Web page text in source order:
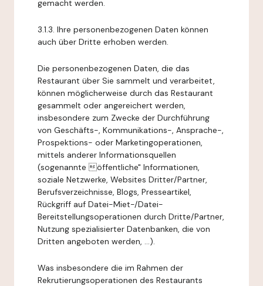
gemacht werden.
3.1.3. Ihre personenbezogenen Daten können
auch über Dritte erhoben werden.
Die personenbezogenen Daten, die das
Restaurant über Sie sammelt und verarbeitet,
können möglicherweise durch das Restaurant
gesammelt oder angereichert werden,
insbesondere zum Zwecke der Durchführung
von Geschäfts-, Kommunikations-, Ansprache-,
Prospektions- oder Marketingoperationen,
mittels anderer Informationsquellen
(sogenannte öffentliche" Informationen,
soziale Netzwerke, Websites Dritter/Partner,
Berufsverzeichnisse, Blogs, Presseartikel,
Rückgriff auf Datei-Miet-/Datei-
Bereitstellungsoperationen durch Dritte/Partner,
Nutzung spezialisierter Datenbanken, die von
Dritten angeboten werden, ...).
Was insbesondere die im Rahmen der
Rekrutierungsoperationen des Restaurants